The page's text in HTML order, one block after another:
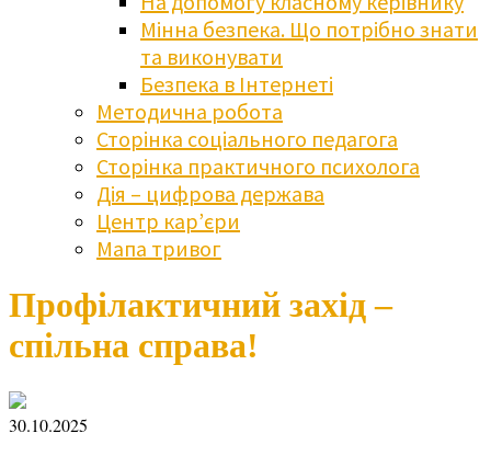
Мінна безпека. Що потрібно знати
та виконувати
Безпека в Інтернеті
Методична робота
Сторінка соціального педагога
Сторінка практичного психолога
Дія – цифрова держава
Центр кар’єри
Мапа тривог
Профілактичний захід –
спільна справа!
30.10.2025